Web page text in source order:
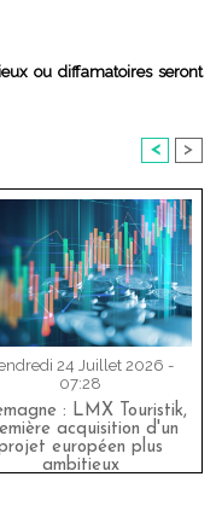
ou diffamatoires seront
< >
24 Juillet 2026 -
07:28
: LMX Touristik,
acquisition d'un
européen plus
ambitieux